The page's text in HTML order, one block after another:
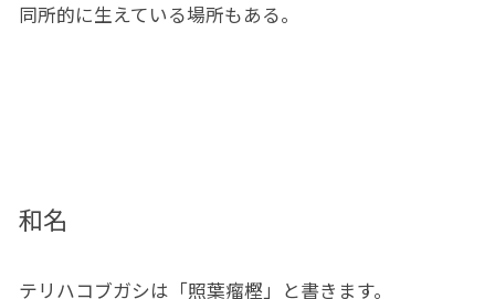
同所的に生えている場所もある。
和名
テリハコブガシは「照葉瘤樫」と書きます。